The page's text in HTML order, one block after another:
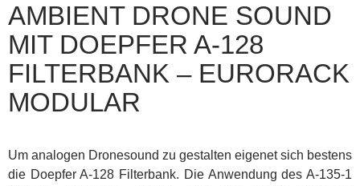
AMBIENT DRONE SOUND
MIT DOEPFER A-128
FILTERBANK – EURORACK
MODULAR
Um analogen Dronesound zu gestalten eigenet sich bestens
die Doepfer A-128 Filterbank. Die Anwendung des A-135-1